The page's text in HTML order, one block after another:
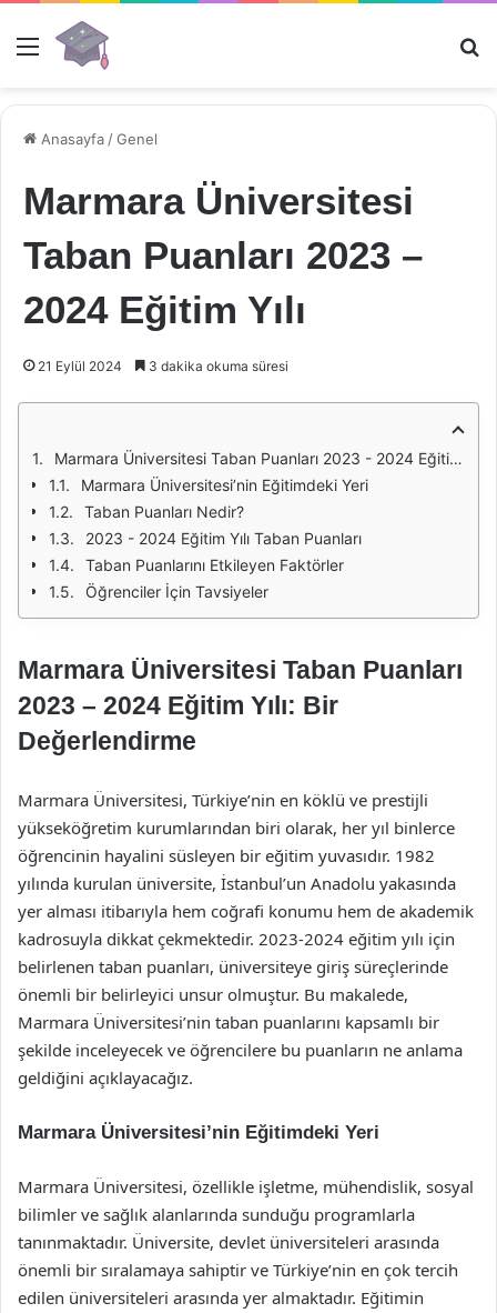
Menü
Anasayfa /Genel
Marmara Üniversitesi
Taban Puanları 2023 –
2024 Eğitim Yılı
21 Eylül 2024 3 dakika okuma süresi
Marmara Üniversitesi Taban Puanları 2023 - 2024 Eğitim Yılı: Bir Değerlendirme
Marmara Üniversitesi’nin Eğitimdeki Yeri
Taban Puanları Nedir?
2023 - 2024 Eğitim Yılı Taban Puanları
Taban Puanlarını Etkileyen Faktörler
Öğrenciler İçin Tavsiyeler
Marmara Üniversitesi Taban Puanları
2023 – 2024 Eğitim Yılı: Bir
Değerlendirme
Marmara Üniversitesi, Türkiye’nin en köklü ve prestijli
yükseköğretim kurumlarından biri olarak, her yıl binlerce
öğrencinin hayalini süsleyen bir eğitim yuvasıdır. 1982
yılında kurulan üniversite, İstanbul’un Anadolu yakasında
yer alması itibarıyla hem coğrafi konumu hem de akademik
kadrosuyla dikkat çekmektedir. 2023-2024 eğitim yılı için
belirlenen taban puanları, üniversiteye giriş süreçlerinde
önemli bir belirleyici unsur olmuştur. Bu makalede,
Marmara Üniversitesi’nin taban puanlarını kapsamlı bir
şekilde inceleyecek ve öğrencilere bu puanların ne anlama
geldiğini açıklayacağız.
Marmara Üniversitesi’nin Eğitimdeki Yeri
Marmara Üniversitesi, özellikle işletme, mühendislik, sosyal
bilimler ve sağlık alanlarında sunduğu programlarla
tanınmaktadır. Üniversite, devlet üniversiteleri arasında
önemli bir sıralamaya sahiptir ve Türkiye’nin en çok tercih
edilen üniversiteleri arasında yer almaktadır. Eğitimin